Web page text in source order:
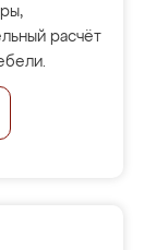
расчёт